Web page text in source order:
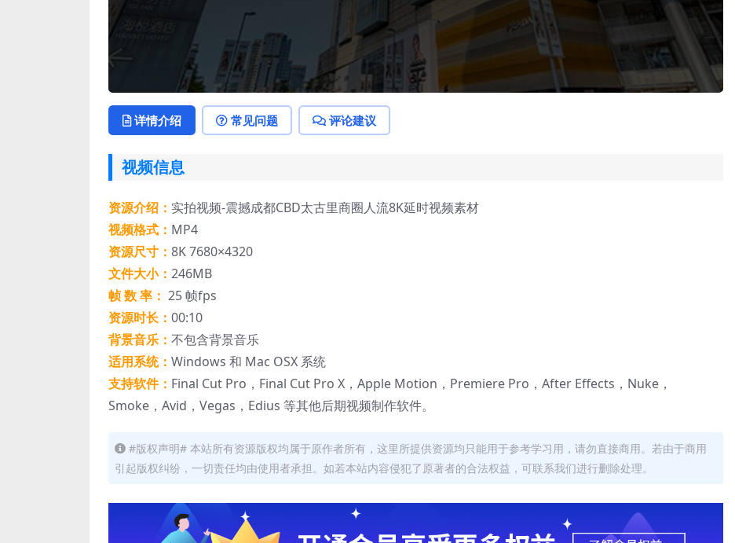
详情介绍 常见问题 评论建议
视频信息
资源介绍： 实拍视频-震撼成都CBD太古里商圈人流8K延时视频素材
视频格式： MP4
资源尺寸： 8K 7680×4320
文件大小： 246MB
帧 数 率： 25 帧fps
资源时长： 00:10
背景音乐： 不包含背景音乐
适用系统： Windows 和 Mac OSX 系统
支持软件： Final Cut Pro，Final Cut Pro X，Apple Motion，Premiere Pro，After Effects，Nuke，
Smoke，Avid，Vegas，Edius 等其他后期视频制作软件。
#版权声明# 本站所有资源版权均属于原作者所有，这里所提供资源均只能用于参考学习用，请勿直接商用。若由于商用
引起版权纠纷，一切责任均由使用者承担。如若本站内容侵犯了原著者的合法权益，可联系我们进行删除处理。